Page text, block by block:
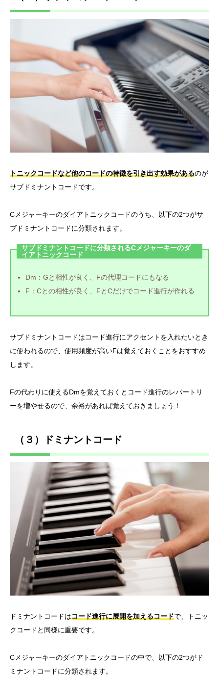
トニックコードなど他のコードの特徴を引き出す効果があるのが
サブドミナントコードです。
Cメジャーキーのダイアトニックコードのうち、以下の2つがサ
ブドミナントコードに分類されます。
サブドミナントコードに分類されるCメジャーキーのダ
イアトニックコード
Dm：Gと相性が良く、Fの代理コードにもなる
F：Cとの相性が良く、FとCだけでコード進行が作れる
サブドミナントコードはコード進行にアクセントを入れたいとき
に使われるので、使用頻度が高いFは覚えておくことをおすすめ
します。
Fの代わりに使えるDmを覚えておくとコード進行のレパートリ
ーを増やせるので、余裕があれば覚えておきましょう！
（３）ドミナントコード
ドミナントコードはコード進行に展開を加えるコードで、トニッ
クコードと同様に重要です。
Cメジャーキーのダイアトニックコードの中で、以下の2つがド
ミナントコードに分類されます。